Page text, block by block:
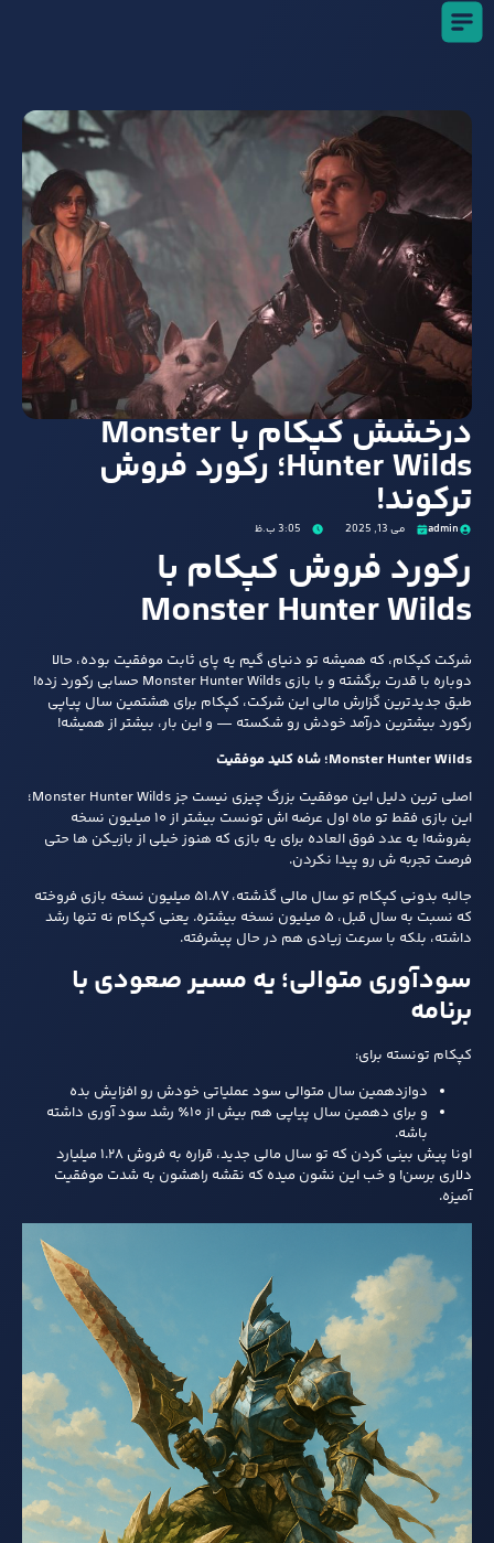
درخشش کپکام با Monster
Hunter Wilds؛ رکورد فروش
ترکوند!
admin می 13, 2025 3:05 ب.ظ
رکورد فروش کپکام با
Monster Hunter Wilds
شرکت کپکام، که همیشه تو دنیای گیم یه پای ثابت موفقیت بوده، حالا
دوباره با قدرت برگشته و با بازی Monster Hunter Wilds حسابی رکورد زده!
طبق جدیدترین گزارش مالی این شرکت، کپکام برای هشتمین سال پیاپی
رکورد بیشترین درآمد خودش رو شکسته — و این‌ بار، بیشتر از همیشه!
Monster Hunter Wilds؛ شاه‌ کلید موفقیت
اصلی‌ ترین دلیل این موفقیت بزرگ چیزی نیست جز Monster Hunter Wilds؛
این بازی فقط تو ماه اول عرضه‌ اش تونست بیشتر از ۱۰ میلیون نسخه
بفروشه! یه عدد فوق‌ العاده برای یه بازی که هنوز خیلی از بازیکن‌ ها حتی
فرصت تجربه‌ ش رو پیدا نکردن.
جالبه بدونی کپکام تو سال مالی گذشته، ۵۱.۸۷ میلیون نسخه بازی فروخته
که نسبت به سال قبل، ۵ میلیون نسخه بیشتره. یعنی کپکام نه‌ تنها رشد
داشته، بلکه با سرعت زیادی هم در حال پیشرفته.
سودآوری متوالی؛ یه مسیر صعودی با
برنامه
کپکام تونسته برای:
دوازدهمین سال متوالی سود عملیاتی خودش رو افزایش بده
و برای دهمین سال پیاپی هم بیش از ۱۰٪ رشد سود آوری داشته
باشه.
اونا پیش‌ بینی کردن که تو سال مالی جدید، قراره به فروش ۱.۲۸ میلیارد
دلاری برسن! و خب این نشون میده که نقشه‌ راهشون به شدت موفقیت‌
آمیزه.